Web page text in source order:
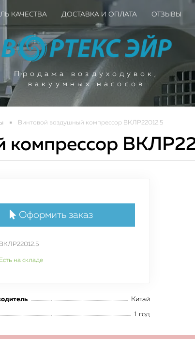
КАЧЕСТВА ДОСТАВКА И ОПЛАТА ОТЗЫВЫ
насосов
отраслей
Продажа воздуходувок,
вакуумных насосов
Винтовой воздушный компрессор ВКЛР22012.5
компрессор
Оформить заказ
ВКЛР22012.5
Есть на складе
Китай
1 год